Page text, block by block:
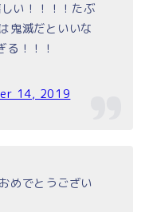
い！！！！たぶ
鬼滅だといいな
！！！
14, 2019
めでとうござい